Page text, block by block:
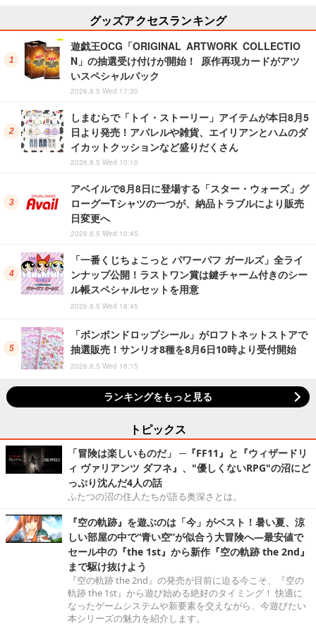
グッズアクセスランキング
遊戯王OCG「ORIGINAL ARTWORK COLLECTIO
N」の抽選受け付けが開始！ 原作再現カードがアツ
いスペシャルパック
2026.8.5 Wed 17:30
しまむらで「トイ・ストーリー」アイテムが本日8月5
日より発売！アパレルや雑貨、エイリアンとハムのダ
イカットクッションなど盛りだくさん
2026.8.5 Wed 10:10
アベイルで8月8日に登場する「スター・ウォーズ」グ
ローグーTシャツの一つが、納品トラブルにより販売
日変更へ
2026.8.5 Wed 10:45
「一番くじちょこっと パワーパフ ガールズ」全ライ
ンナップ公開！ラストワン賞は鍵チャーム付きのシー
ル帳スペシャルセットを用意
2026.8.5 Wed 18:45
「ボンボンドロップシール」がロフトネットストアで
抽選販売！サンリオ8種を8月6日10時より受付開始
2026.8.5 Wed 18:15
ランキングをもっと見る
トピックス
「冒険は楽しいものだ」 ─『FF11』と『ウィザードリ
ィ ヴァリアンツ ダフネ』、"優しくないRPG"の沼にど
っぷり沈んだ4人の話
ふたつの沼の住人たちが語る奥深さとは。
『空の軌跡』を遊ぶのは「今」がベスト！暑い夏、涼
しい部屋の中で“青い空”が似合う大冒険へ―最安値で
セール中の『the 1st』から新作『空の軌跡 the 2nd』
まで駆け抜けよう
『空の軌跡 the 2nd』の発売が目前に迫る今こそ、『空の
軌跡 the 1st』から遊び始める絶好のタイミング！ 快適に
なったゲームシステムや新要素を交えながら、今遊びたい
本シリーズの魅力を紹介します。